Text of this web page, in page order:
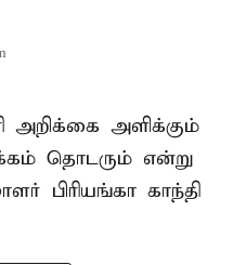
அறிக்கை அளிக்கும்
தொடரும் என்று
பிரியங்கா காந்தி